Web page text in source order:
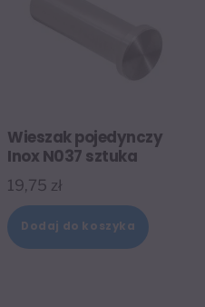
Wieszak pojedynczy
Inox N037 sztuka
19,75 zł
Dodaj do koszyka